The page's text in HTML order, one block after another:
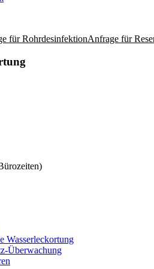
für RohrdesinfektionAnfrage für
Wasserleckortung
Überwachung